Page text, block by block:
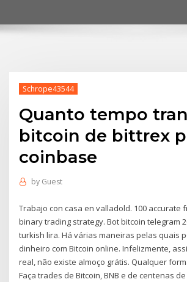
Schrope43544
Quanto tempo
bitcoin de bittrex
coinbase
by Guest
Trabajo con casa en valladold. 100 accurate
binary trading strategy. Bot bitcoin telegram
turkish lira. Há várias maneiras pelas quais
dinheiro com Bitcoin online. Infelizmente,
real, não existe almoço grátis. Qualquer
Faça trades de Bitcoin, BNB e de centenas